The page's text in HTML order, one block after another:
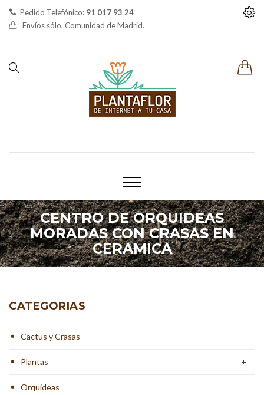
Pedido Telefónico: 91 017 93 24
Envíos sólo, Comunidad de Madrid.
CENTRO DE ORQUIDEAS
MORADAS CON CRASAS EN
CERAMICA
CATEGORIAS
Cactus y Crasas
Plantas +
Orquideas